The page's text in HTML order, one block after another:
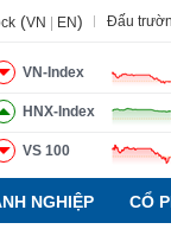
(VN EN) Đấu
VN-Index
HNX-Index
VS 100
NGHIỆP CỔ
khoán Lãnh